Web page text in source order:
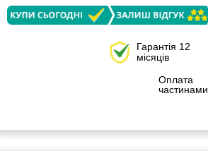
Гарантія 12
місяців
Оплата
частинами